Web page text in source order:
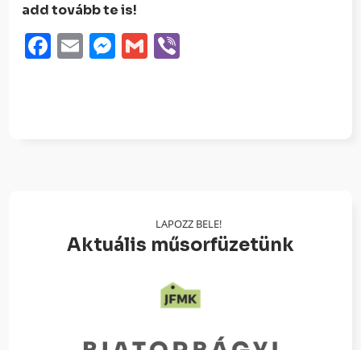
add tovább te is!
Facebook
EmailMessenger
Gmail
LAPOZZ BELE!
Aktuális műsorfüzetünk